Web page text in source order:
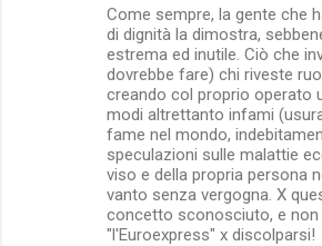
Come sempre, la gente che
di dignità la dimostra,
estrema ed inutile. Ciò che
dovrebbe fare) chi riveste
creando col proprio operato
modi altrettanto infami
fame nel mondo,
speculazioni sulle malattie
viso e della propria persona
vanto senza vergogna. X
concetto sconosciuto, e non
"l'Euroexpress" x discolparsi!